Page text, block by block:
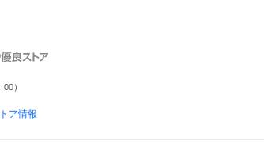
）
ア情報